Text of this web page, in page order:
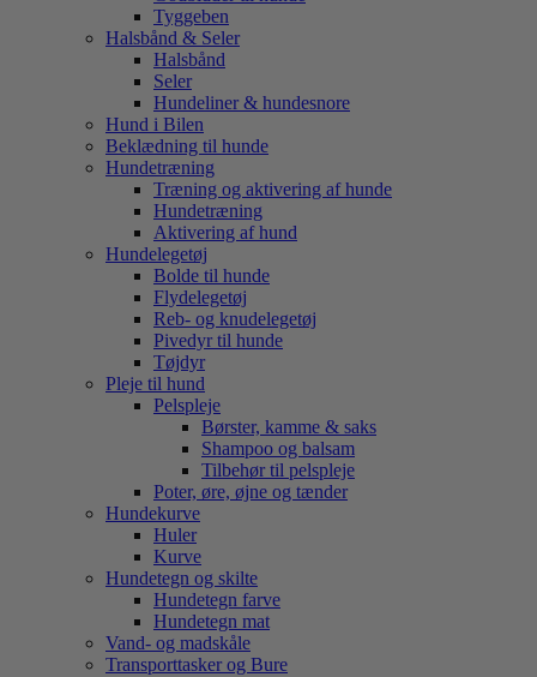
Tyggeben
Halsbånd & Seler
Halsbånd
Seler
Hundeliner & hundesnore
Hund i Bilen
Beklædning til hunde
Hundetræning
Træning og aktivering af hunde
Hundetræning
Aktivering af hund
Hundelegetøj
Bolde til hunde
Flydelegetøj
Reb- og knudelegetøj
Pivedyr til hunde
Tøjdyr
Pleje til hund
Pelspleje
Børster, kamme & saks
Shampoo og balsam
Tilbehør til pelspleje
Poter, øre, øjne og tænder
Hundekurve
Huler
Kurve
Hundetegn og skilte
Hundetegn farve
Hundetegn mat
Vand- og madskåle
Transporttasker og Bure